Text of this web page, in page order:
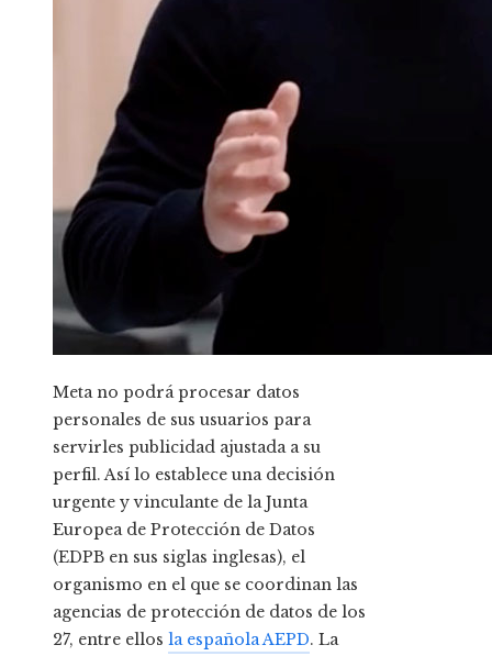
Meta no podrá procesar datos
personales de sus usuarios para
servirles publicidad ajustada a su
perfil. Así lo establece una decisión
urgente y vinculante de la Junta
Europea de Protección de Datos
(EDPB en sus siglas inglesas), el
organismo en el que se coordinan las
agencias de protección de datos de los
27, entre ellos la española AEPD. La